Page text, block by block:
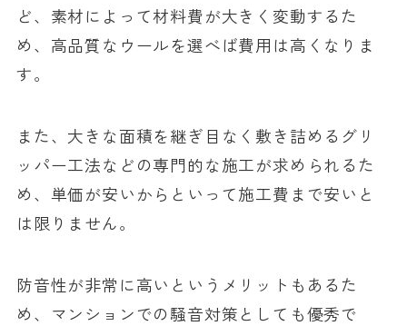
ど、素材によって材料費が大きく変動するた
め、高品質なウールを選べば費用は高くなりま
す。
また、大きな面積を継ぎ目なく敷き詰めるグリ
ッパー工法などの専門的な施工が求められるた
め、単価が安いからといって施工費まで安いと
は限りません。
防音性が非常に高いというメリットもあるた
め、マンションでの騒音対策としても優秀で